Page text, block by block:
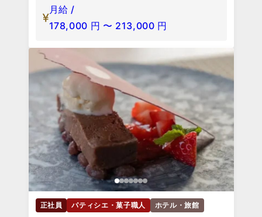
月給 /
178,000 円 〜 213,000 円
正社員 パティシエ・菓子職人 ホテル・旅館